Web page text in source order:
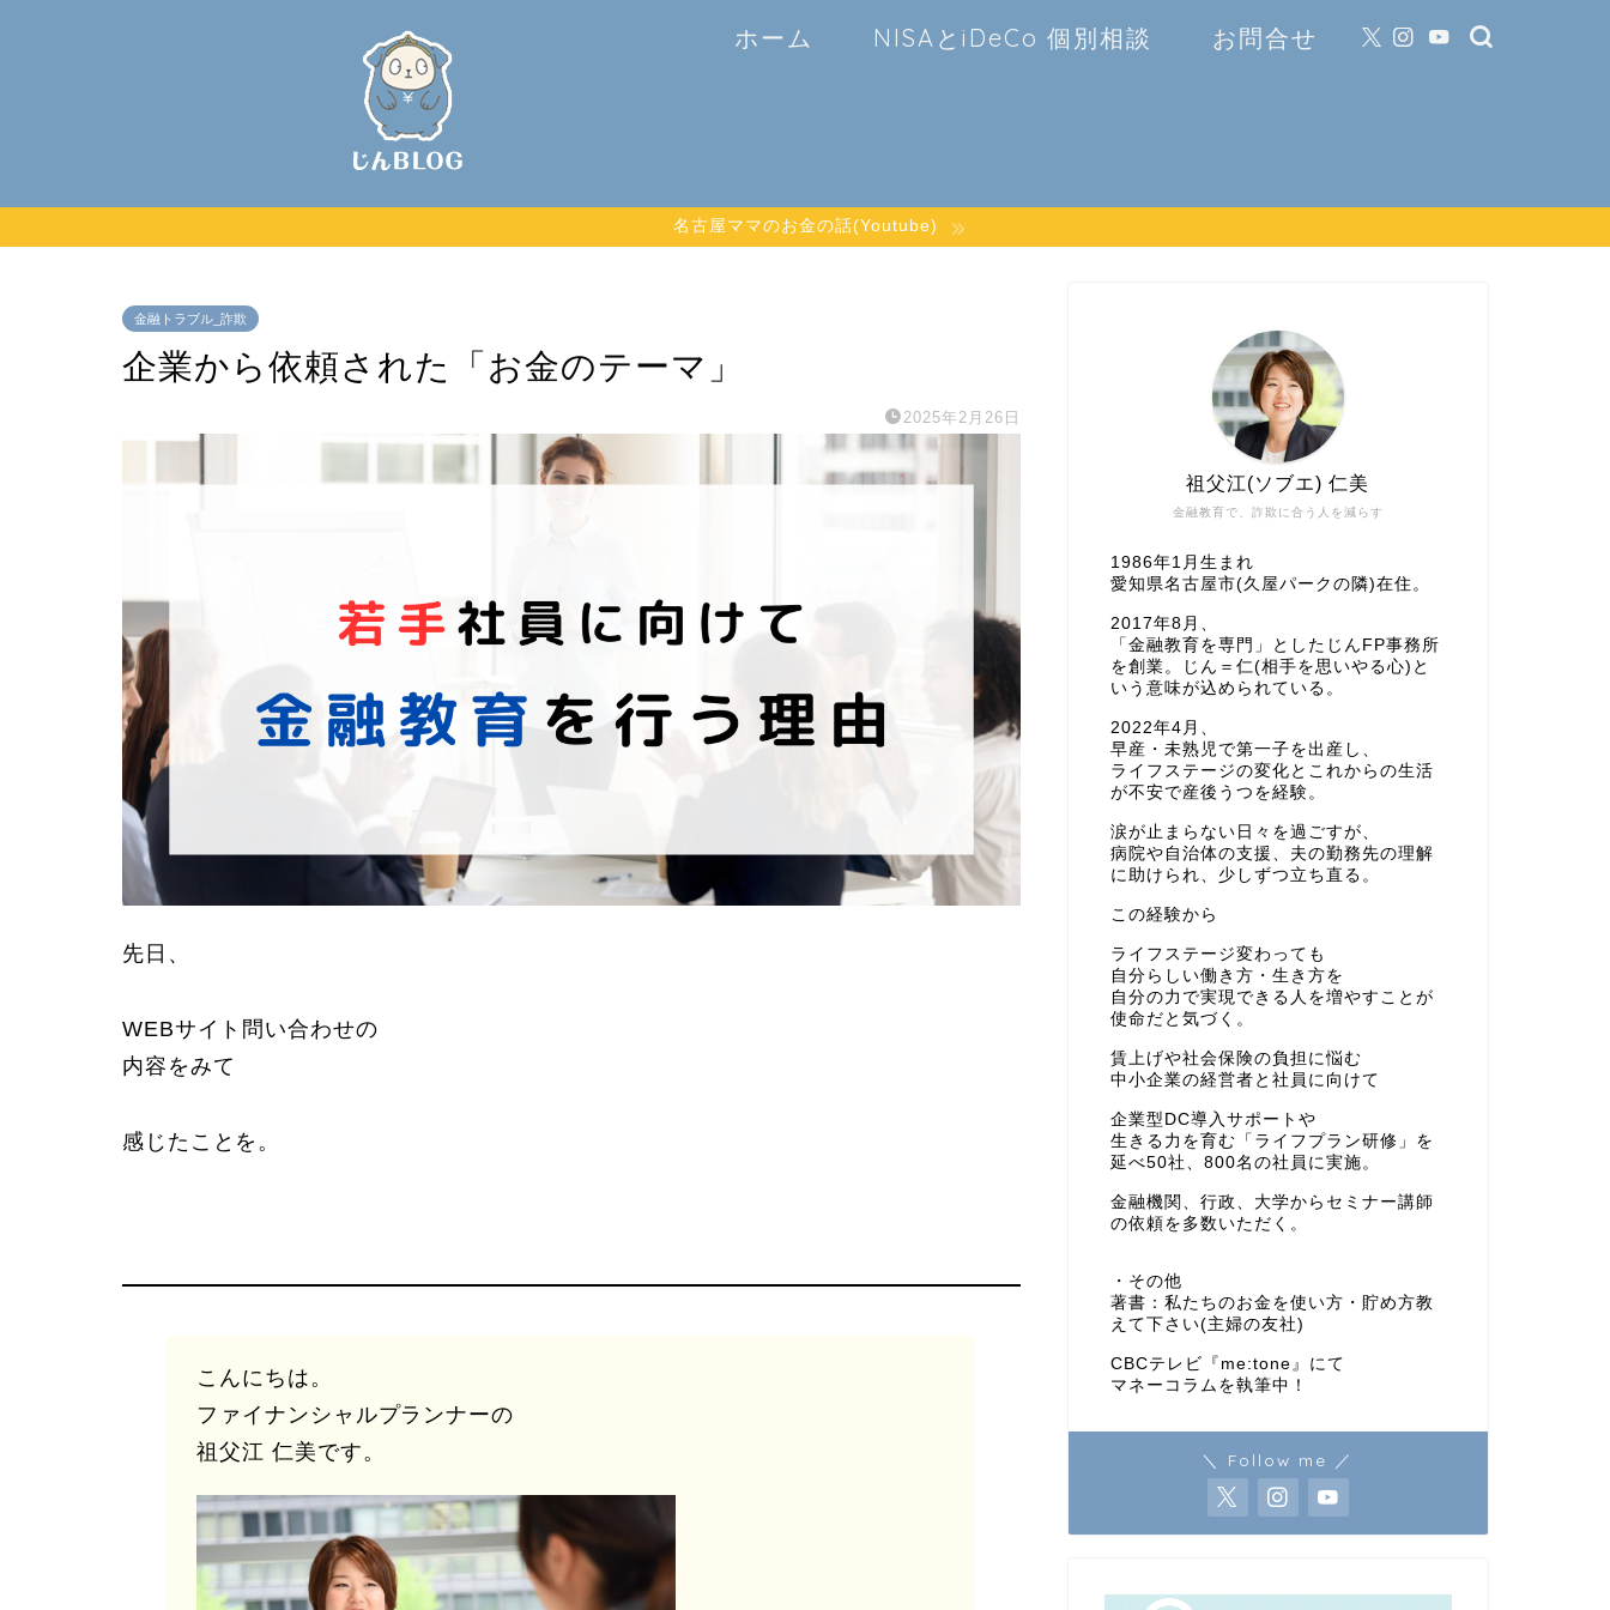
ホーム NISAとiDeCo 個別相談 お問合せ
名古屋ママのお金の話(Youtube)
金融トラブル_詐欺
企業から依頼された「お金のテーマ」
2025年2月26日
先日、
WEBサイト問い合わせの
内容をみて
感じたことを。
こんにちは。
ファイナンシャルプランナーの
祖父江 仁美です。
金融教育で、詐欺に合う人を減らす
祖父江(ソブエ) 仁美
1986年1月生まれ
愛知県名古屋市(久屋パークの隣)在住。
2017年8月、
「金融教育を専門」としたじんFP事務所
を創業。じん＝仁(相手を思いやる心)と
いう意味が込められている。
2022年4月、
早産・未熟児で第一子を出産し、
ライフステージの変化とこれからの生活
が不安で産後うつを経験。
涙が止まらない日々を過ごすが、
病院や自治体の支援、夫の勤務先の理解
に助けられ、少しずつ立ち直る。
この経験から
ライフステージ変わっても
自分らしい働き方・生き方を
自分の力で実現できる人を増やすことが
使命だと気づく。
賃上げや社会保険の負担に悩む
中小企業の経営者と社員に向けて
企業型DC導入サポートや
生きる力を育む「ライフプラン研修」を
延べ50社、800名の社員に実施。
金融機関、行政、大学からセミナー講師
の依頼を多数いただく。
・その他
著書：私たちのお金を使い方・貯め方教
えて下さい(主婦の友社)
CBCテレビ『me:tone』にて
マネーコラムを執筆中！
＼ Follow me ／